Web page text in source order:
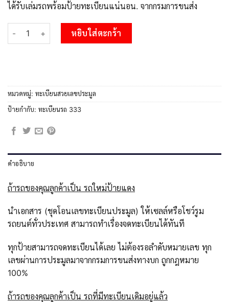
ได้รับเล่มรถพร้อมป้ายทะเบียนแน่นอน. จากกรมการขนส่ง
จำนวน 51.Okdee ทะเบียนรถ 7กฆ 333 เลขประมูล 7กฆ 333 จากกร
หยิบใส่ตะกร้า
หมวดหมู่: ทะเบียนสวยเลขประมูล
ป้ายกำกับ: ทะเบียนรถ 333
คำอธิบาย
ถ้ารถของคุณลูกค้าเป็น รถใหม่ป้ายแดง
นำเอกสาร (ชุดโอนเลขทะเบียนประมูล) ให้เซลล์หรือโชว์รูม
รถยนต์ทั่วประเทศ สามารถทำเรื่องจดทะเบียนได้ทันที
ทุกป้ายสามารถจดทะเบียนได้เลย ไม่ต้องรอลำดับหมายเลข ทุก
เลขผ่านการประมูลมาจากกรมการขนส่งทางบก ถูกกฎหมาย
100%
ถ้ารถของคุณลูกค้าเป็น รถที่มีทะเบียนเดิมอยู่แล้ว